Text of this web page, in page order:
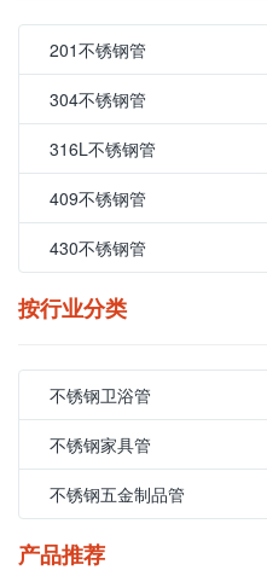
201不锈钢管
304不锈钢管
316L不锈钢管
409不锈钢管
430不锈钢管
按行业分类
不锈钢卫浴管
不锈钢家具管
不锈钢五金制品管
产品推荐